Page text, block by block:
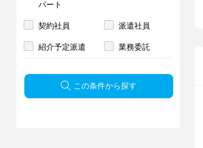
パート
契約社員 派遣社員
紹介予定派遣 業務委託
この条件から探す